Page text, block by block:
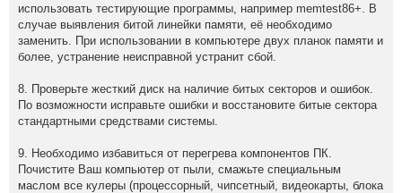
использовать тестирующие программы, например memtest86+. В
случае выявления битой линейки памяти, её необходимо
заменить. При использовании в компьютере двух планок памяти и
более, устранение неисправной устранит сбой.
8. Проверьте жесткий диск на наличие битых секторов и ошибок.
По возможности исправьте ошибки и восстановите битые сектора
стандартными средствами системы.
9. Необходимо избавиться от перегрева компонентов ПК.
Почистите Ваш компьютер от пыли, смажьте специальным
маслом все кулеры (процессорный, чипсетный, видеокарты, блока